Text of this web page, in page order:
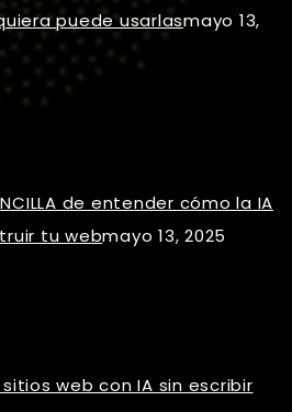
puede usarlasmayo 13,
de entender cómo la IA
tu webmayo 13, 2025
web con IA sin escribir